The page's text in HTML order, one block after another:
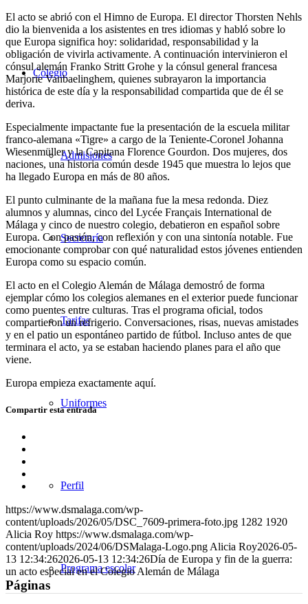
Colegio
Admisiones
Secretaría
Tarifas
Uniformes
Perfil
Programa escolar
El acto se abrió con el Himno de Europa. El director Thorsten Nehls
dio la bienvenida a los asistentes en tres idiomas y habló sobre lo
que Europa significa hoy: solidaridad, responsabilidad y la
obligación de vivirla activamente. A continuación intervinieron el
cónsul alemán Franko Stritt Grohe y la cónsul general francesa
Marjorie Vanbaelinghem, quienes subrayaron la importancia
histórica de este día y la responsabilidad compartida que de él se
deriva.
Especialmente impactante fue la presentación de la escuela militar
franco-alemana «Tigre» a cargo de la Teniente-Coronel Johanna
Wiesenmüller y la Capitana Florence Gourdon. Dos mujeres, dos
naciones, una historia común desde 1945 que muestra lo lejos que
ha llegado Europa en más de 80 años.
El punto culminante de la mañana fue la mesa redonda. Diez
alumnos y alumnas, cinco del Lycée Français International de
Málaga y cinco de nuestro colegio, debatieron en español sobre
Europa. Con pasión, con reflexión y con una sintonía notable. Fue
emocionante comprobar con qué naturalidad estos jóvenes entienden
Europa como su espacio común.
El acto en el Colegio Alemán de Málaga demostró de forma
ejemplar cómo los colegios alemanes en el exterior puede funcionar
como puentes entre culturas. Tras el programa oficial, todos
compartieron un refrigerio. Conversaciones, risas, nuevas amistades
y en el patio un espontáneo partido de fútbol. Incluso antes de que
terminara el acto, ya se estaban haciendo planes para el año que
viene.
Europa empieza exactamente aquí.
Compartir esta entrada
WhatsApp
Compartir
correo
https://www.dsmalaga.com/wp-
content/uploads/2026/05/DSC_7609-primera-foto.jpg 1282 1920
Alicia Roy https://www.dsmalaga.com/wp-
content/uploads/2024/06/DSMalaga-Logo.png Alicia Roy2026-05-
13 12:34:262026-05-13 12:34:26Día de Europa y fin de la guerra:
un acto especial en el Colegio Alemán de Málaga
Páginas